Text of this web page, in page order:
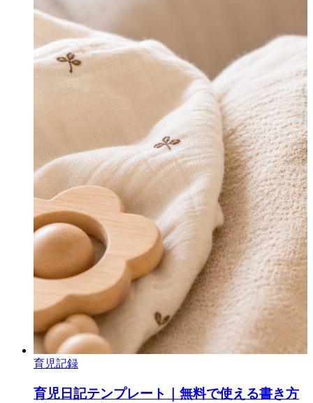
育児記録
育児日記テンプレート｜無料で使える書き方